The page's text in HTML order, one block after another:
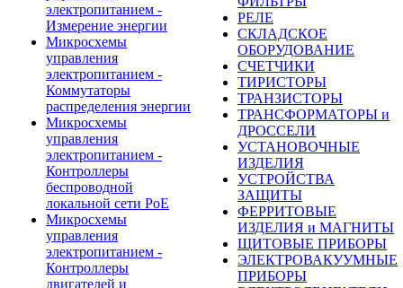
электропитанием -
Измерение энергии
Микросхемы
управления
электропитанием -
Коммутаторы
распределения энергии
Микросхемы
управления
электропитанием -
Контроллеры
беспроводной
локальной сети PoE
Микросхемы
управления
электропитанием -
Контроллеры
двигателей и
РЕЛЕ
СКЛАДСКОЕ
ОБОРУДОВАНИЕ
СЧЕТЧИКИ
ТИРИСТОРЫ
ТРАНЗИСТОРЫ
ТРАНСФОРМАТОРЫ и
ДРОССЕЛИ
УСТАНОВОЧНЫЕ
ИЗДЕЛИЯ
УСТРОЙСТВА
ЗАЩИТЫ
ФЕРРИТОВЫЕ
ИЗДЕЛИЯ и МАГНИТЫ
ЩИТОВЫЕ ПРИБОРЫ
ЭЛЕКТРОВАКУУМНЫЕ
ПРИБОРЫ